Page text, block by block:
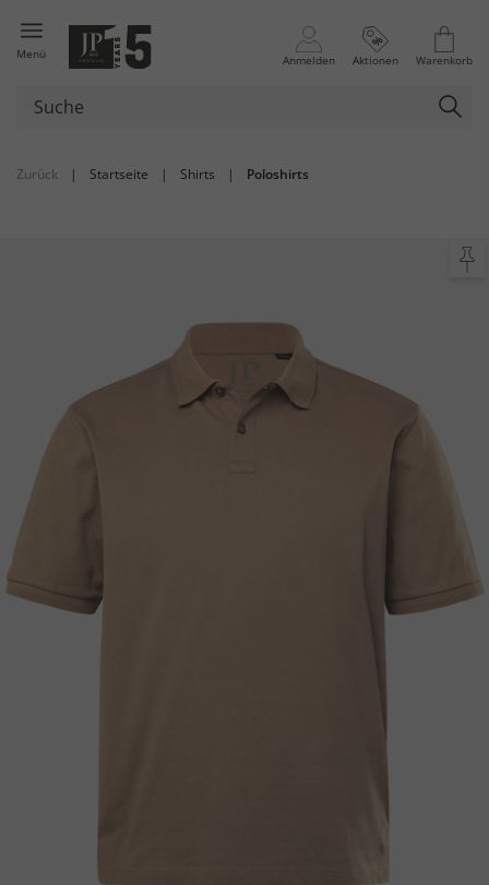
Menü Anmelden Aktionen Warenkorb
Zurück | Startseite | Shirts | Poloshirts